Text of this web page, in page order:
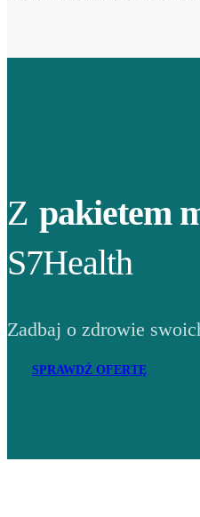
Z pakietem
S7Health
Zadbaj o zdrowie
SPRAWDŹ OFERTĘ